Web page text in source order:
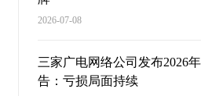
2026-07-08
三家广电网络公司发布2026
告：亏损局面持续